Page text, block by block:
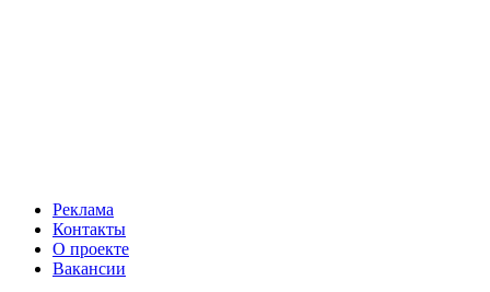
Реклама
Контакты
О проекте
Вакансии